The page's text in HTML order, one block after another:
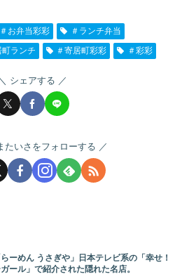
＃お弁当彩彩
＃ランチ弁当
町ランチ ＃寄居町彩彩 ＃彩彩
シェアする
たいさをフォローする
ーめん うさぎや」日本テレビ系の「幸せ！
ール」で紹介された隠れた名店。